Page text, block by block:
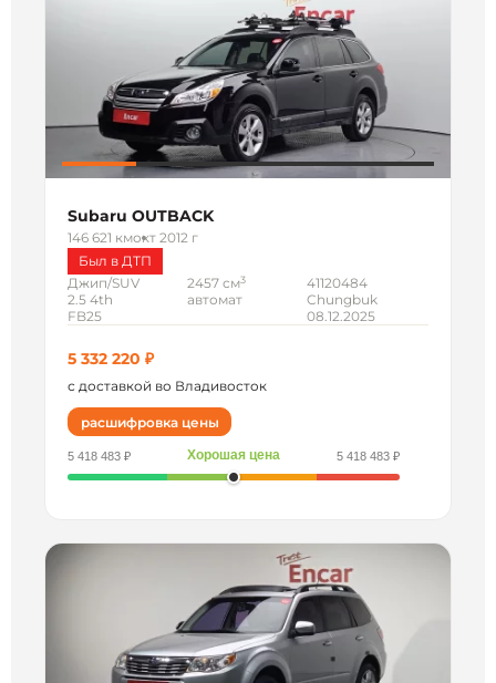
Subaru OUTBACK
146 621 кмокт 2012 г
Был в ДТП
Джип/SUV
2.5 4th
FB25
2457 см3
автомат
41120484
Chungbuk
08.12.2025
5 332 220 ₽
с доставкой во Владивосток
расшифровка цены
5 418 483 ₽ Хорошая цена 5 418 483 ₽